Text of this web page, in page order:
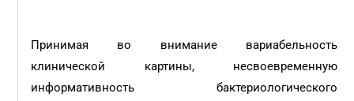
Принимая во внимание вариабельность
клинической картины, несвоевременную
информативность бактериологического